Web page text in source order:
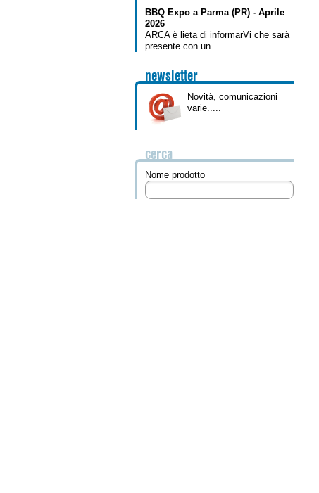
BBQ Expo a Parma (PR) - Aprile
2026
ARCA è lieta di informarVi che sarà
presente con un...
newsletter
Novità, comunicazioni
varie.....
cerca
Nome prodotto